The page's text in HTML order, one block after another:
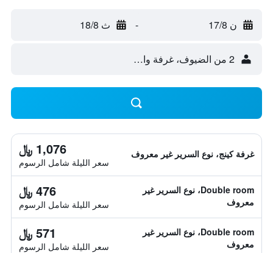
ن 17/8 - ث 18/8
2 من الضيوف، غرفة واحدة
غرفة كينج، نوع السرير غير معروف 1,076 ﷼
سعر الليلة شامل الرسوم
Double room، نوع السرير غير
معروف
476 ﷼
سعر الليلة شامل الرسوم
Double room، نوع السرير غير
معروف
571 ﷼
سعر الليلة شامل الرسوم